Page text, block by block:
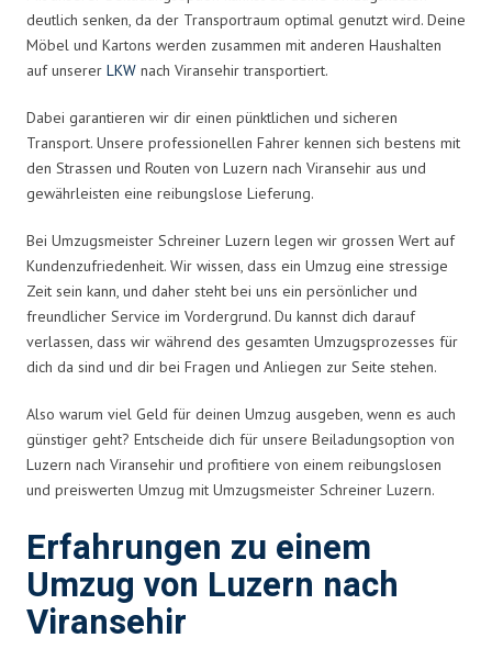
deutlich senken, da der Transportraum optimal genutzt wird. Deine
Möbel und Kartons werden zusammen mit anderen Haushalten
auf unserer LKW nach Viransehir transportiert.
Dabei garantieren wir dir einen pünktlichen und sicheren
Transport. Unsere professionellen Fahrer kennen sich bestens mit
den Strassen und Routen von Luzern nach Viransehir aus und
gewährleisten eine reibungslose Lieferung.
Bei Umzugsmeister Schreiner Luzern legen wir grossen Wert auf
Kundenzufriedenheit. Wir wissen, dass ein Umzug eine stressige
Zeit sein kann, und daher steht bei uns ein persönlicher und
freundlicher Service im Vordergrund. Du kannst dich darauf
verlassen, dass wir während des gesamten Umzugsprozesses für
dich da sind und dir bei Fragen und Anliegen zur Seite stehen.
Also warum viel Geld für deinen Umzug ausgeben, wenn es auch
günstiger geht? Entscheide dich für unsere Beiladungsoption von
Luzern nach Viransehir und profitiere von einem reibungslosen
und preiswerten Umzug mit Umzugsmeister Schreiner Luzern.
Erfahrungen zu einem
Umzug von Luzern nach
Viransehir